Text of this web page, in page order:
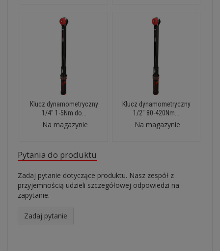
Klucz dynamometryczny
1/4" 1-5Nm do...
Na magazynie
Klucz dynamometryczny
1/2" 80-420Nm...
Na magazynie
Pytania do produktu
Zadaj pytanie dotyczące produktu. Nasz zespół z
przyjemnością udzieli szczegółowej odpowiedzi na
zapytanie.
Zadaj pytanie